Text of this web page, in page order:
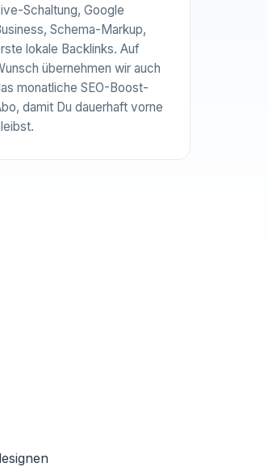
Schaltung, Google
Schema-Markup,
lokale Backlinks. Auf
übernehmen wir auch
monatliche SEO-Boost-
damit Du dauerhaft vorne